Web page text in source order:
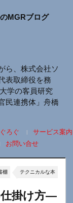
MGRブログ
ら、株式会社ソ
表取締役を務
学の客員研究
民連携体」舟橋
ろぐ
サービス案内
お問い合せ
棚 テクニカルな本
掛け方―